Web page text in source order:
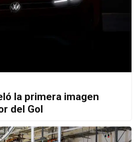
la primera imagen
del Gol